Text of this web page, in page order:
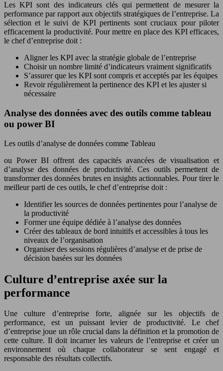
Les KPI sont des indicateurs clés qui permettent de mesurer la
performance par rapport aux objectifs stratégiques de l’entreprise. La
sélection et le suivi de KPI pertinents sont cruciaux pour piloter
efficacement la productivité. Pour mettre en place des KPI efficaces,
le chef d’entreprise doit :
Aligner les KPI avec la stratégie globale de l’entreprise
Choisir un nombre limité d’indicateurs vraiment significatifs
S’assurer que les KPI sont compris et acceptés par les équipes
Revoir régulièrement la pertinence des KPI et les ajuster si
nécessaire
Analyse des données avec des outils comme tableau
ou power BI
Les outils d’analyse de données comme Tableau
ou Power BI offrent des capacités avancées de visualisation et
d’analyse des données de productivité. Ces outils permettent de
transformer des données brutes en insights actionnables. Pour tirer le
meilleur parti de ces outils, le chef d’entreprise doit :
Identifier les sources de données pertinentes pour l’analyse de
la productivité
Former une équipe dédiée à l’analyse des données
Créer des tableaux de bord intuitifs et accessibles à tous les
niveaux de l’organisation
Organiser des sessions régulières d’analyse et de prise de
décision basées sur les données
Culture d’entreprise axée sur la
performance
Une culture d’entreprise forte, alignée sur les objectifs de
performance, est un puissant levier de productivité. Le chef
d’entreprise joue un rôle crucial dans la définition et la promotion de
cette culture. Il doit incarner les valeurs de l’entreprise et créer un
environnement où chaque collaborateur se sent engagé et
responsable des résultats collectifs.